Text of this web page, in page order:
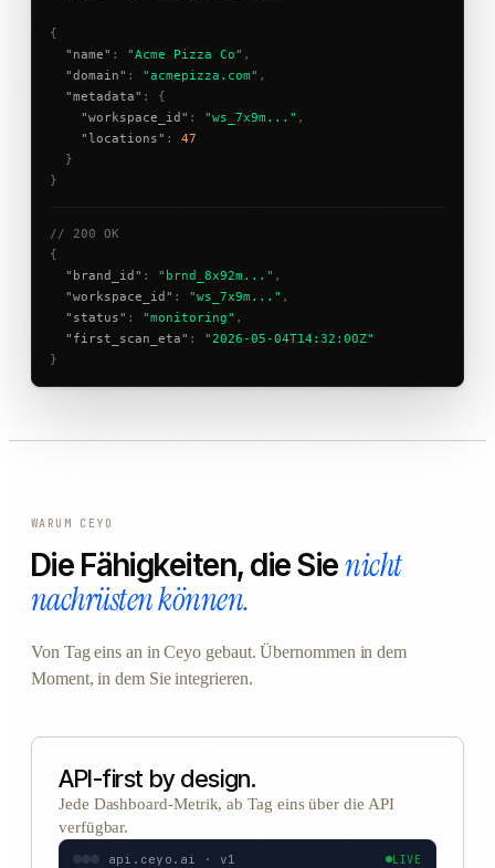
{
"name" : "Acme Pizza Co" ,
"domain" : "acmepizza.com" ,
"metadata" :
{
"workspace_id" : "ws_7x9m..." ,
"locations" :
47
}
}
// 200 OK
{
"brand_id" : "brnd_8x92m..." ,
"workspace_id" : "ws_7x9m..." ,
"status" : "monitoring" ,
"first_scan_eta" :
"2026-05-04T14:32:00Z"
}
WARUM CEYO
Die Fähigkeiten, die Sienicht
nachrüsten können.
Von Tag eins an in Ceyo gebaut. Übernommen in dem
Moment, in dem Sie integrieren.
API-first by design.
Jede Dashboard-Metrik, ab Tag eins über die API
verfügbar.
api.ceyo.ai · v1 LIVE